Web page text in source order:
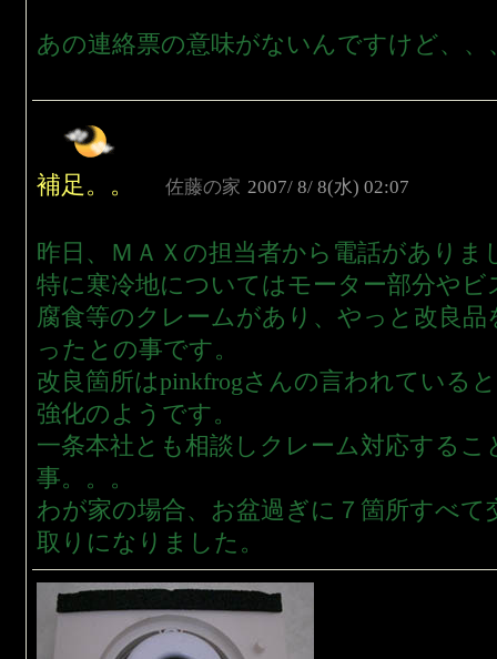
あの連絡票の意味がないんですけど、、
補足。。 佐藤の家 2007/ 8/ 8(水) 02:07
昨日、ＭＡＸの担当者から電話がありま
特に寒冷地についてはモーター部分や
腐食等のクレームがあり、やっと改良
ったとの事です。
改良箇所はpinkfrogさんの言われている
強化のようです。
一条本社とも相談しクレーム対応する
事。。。
わが家の場合、お盆過ぎに７箇所すべ
取りになりました。